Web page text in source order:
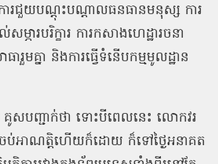
ារជួយបណ្ដុះបណ្ដាលធនធានមនុស្ស ការ
សម្ភារបរិក្ខារ ការកសាងហេដ្ឋារចនា
ារួមគ្នា និងការធ្វើទំនើបកម្មមូលដ្ឋាន
គូសបញ្ជាក់ថា ទោះបីពេលនេះ លោកវរ
អាណត្តិហើយក៏ដោយ ក៏ទៅថ្ងៃអនាគត